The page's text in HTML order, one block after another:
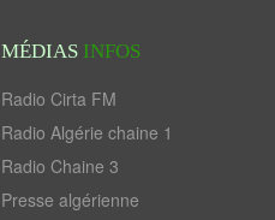
MÉDIAS INFOS
Radio Cirta FM
Radio Algérie chaine 1
Radio Chaine 3
Presse algérienne